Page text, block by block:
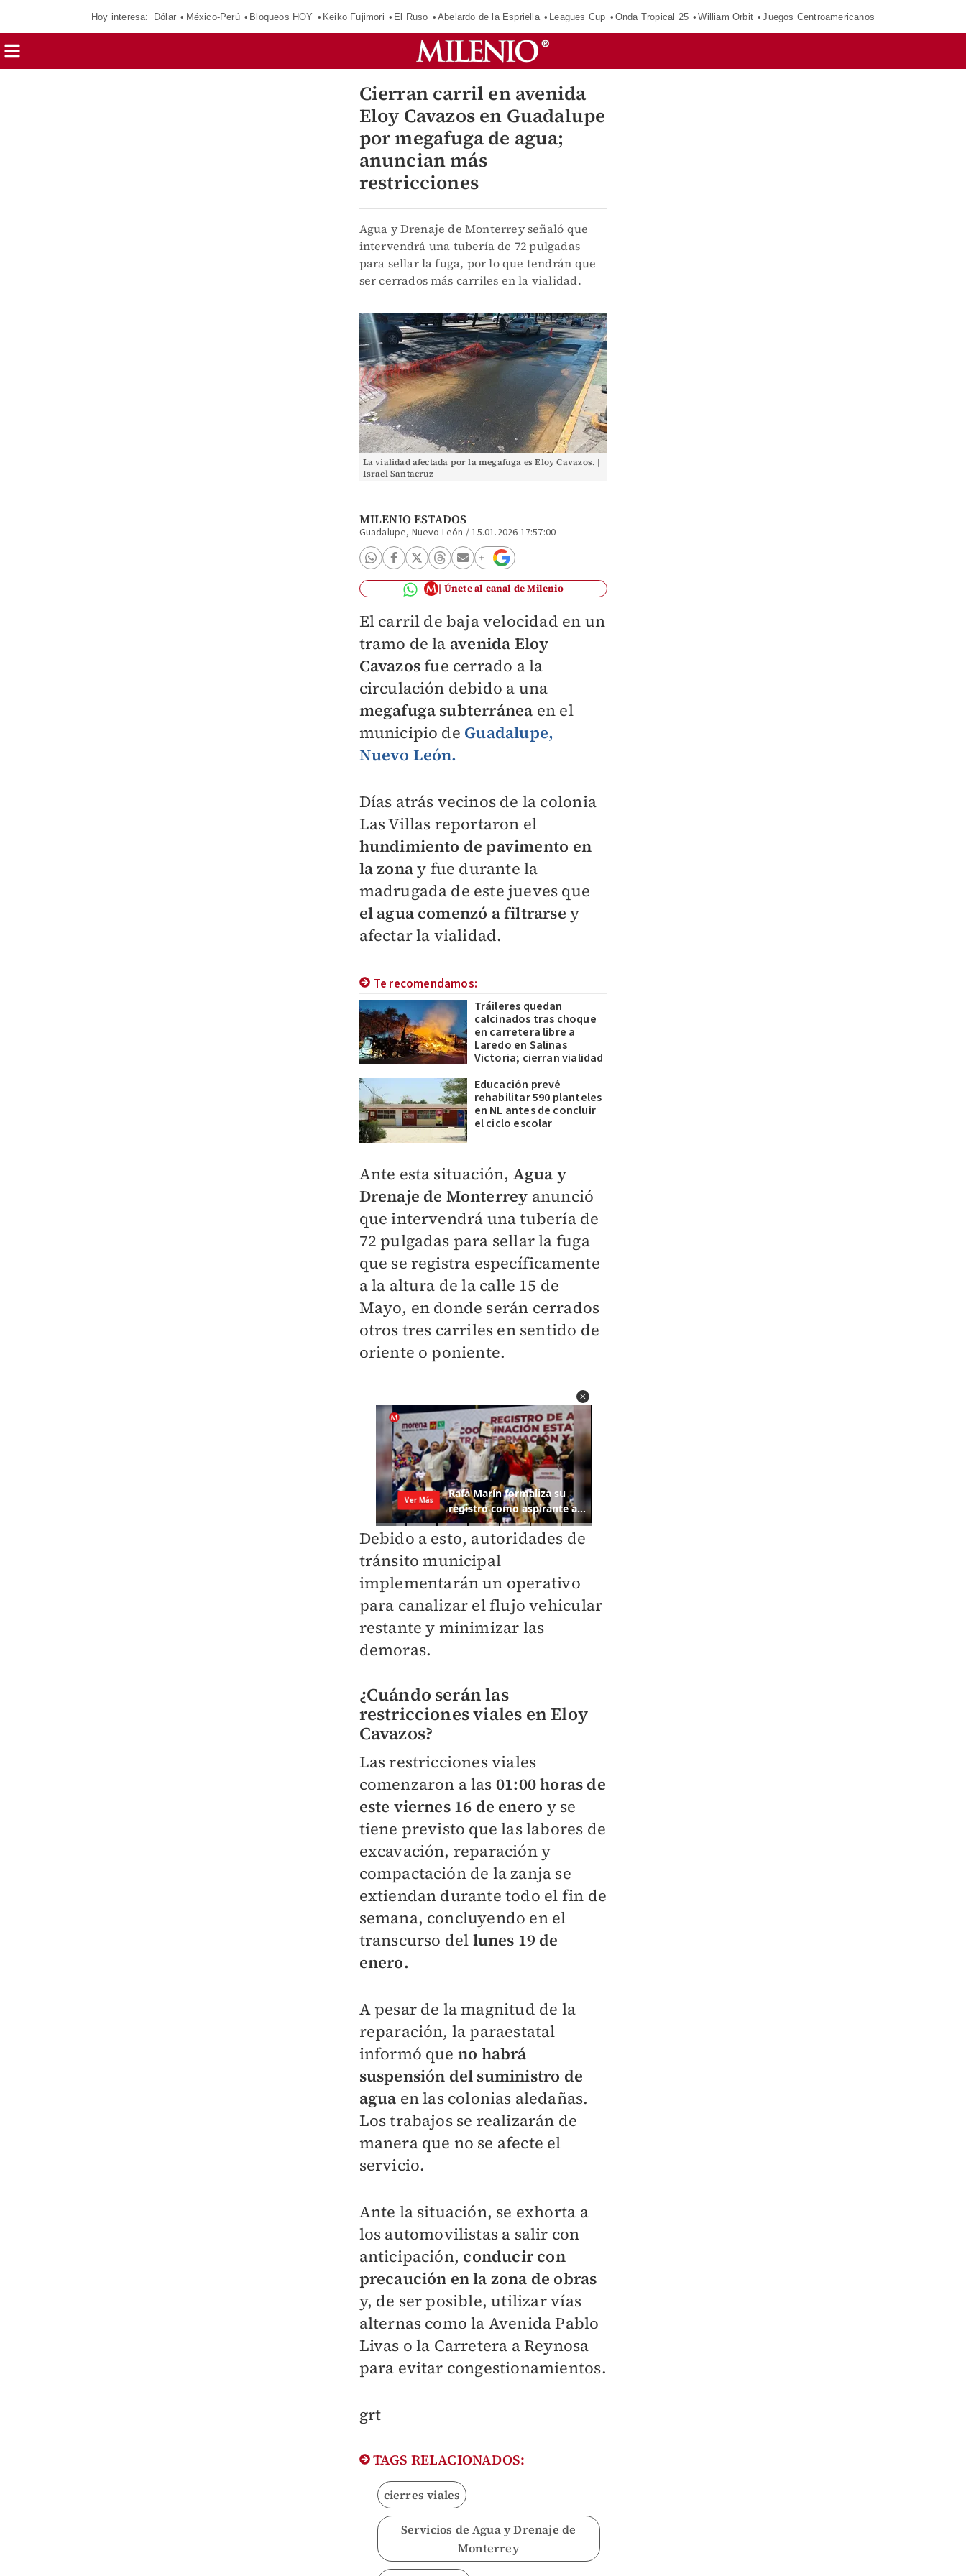
Hoy interesa: Dólar México-Perú Bloqueos HOY Keiko Fujimori El Ruso Abelardo de la Espriella Leagues Cup Onda Tropical 25 William Orbit Juegos Centroamericanos
Cierran carril en avenida
Eloy Cavazos en Guadalupe
por megafuga de agua;
anuncian más
restricciones
Agua y Drenaje de Monterrey señaló que
intervendrá una tubería de 72 pulgadas
para sellar la fuga, por lo que tendrán que
ser cerrados más carriles en la vialidad.
La vialidad afectada por la megafuga es Eloy Cavazos. |
Israel Santacruz
MILENIO ESTADOS
Guadalupe, Nuevo León /15.01.2026 17:57:00
Únete al canal de Milenio
El carril de baja velocidad en un
tramo de la avenida Eloy
Cavazosfue cerrado a la
circulación debido a una
megafuga subterránea en el
municipio de Guadalupe,
Nuevo León.
Días atrás vecinos de la colonia
Las Villas reportaron el
hundimiento de pavimento en
la zonay fue durante la
madrugada de este jueves que
el agua comenzó a filtrarse y
afectar la vialidad.
Te recomendamos:
Tráileres quedan
calcinados tras choque
en carretera libre a
Laredo en Salinas
Victoria; cierran vialidad
Educación prevé
rehabilitar 590 planteles
en NL antes de concluir
el ciclo escolar
Ante esta situación, Agua y
Drenaje de Monterrey anunció
que intervendrá una tubería de
72 pulgadas para sellar la fuga
que se registra específicamente
a la altura de la calle 15 de
Mayo, en donde serán cerrados
otros tres carriles en sentido de
oriente o poniente.
Debido a esto, autoridades de
tránsito municipal
implementarán un operativo
para canalizar el flujo vehicular
restante y minimizar las
demoras.
¿Cuándo serán las
restricciones viales en Eloy
Cavazos?
Las restricciones viales
comenzaron a las 01:00 horas de
este viernes 16 de enero y se
tiene previsto que las labores de
excavación, reparación y
compactación de la zanja se
extiendan durante todo el fin de
semana, concluyendo en el
transcurso del lunes 19 de
enero.
A pesar de la magnitud de la
reparación, la paraestatal
informó que no habrá
suspensión del suministro de
agua en las colonias aledañas.
Los trabajos se realizarán de
manera que no se afecte el
servicio.
Ante la situación, se exhorta a
los automovilistas a salir con
anticipación, conducir con
precaución en la zona de obras
y, de ser posible, utilizar vías
alternas como la Avenida Pablo
Livas o la Carretera a Reynosa
para evitar congestionamientos.
grt
TAGS RELACIONADOS:
cierres viales
Servicios de Agua y Drenaje de
Monterrey